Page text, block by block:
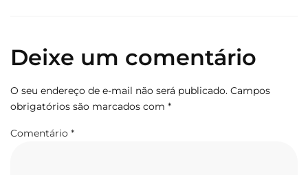
Deixe um comentário
O seu endereço de e-mail não será publicado. Campos
obrigatórios são marcados com *
Comentário *